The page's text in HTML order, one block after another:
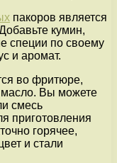
пакоров является
кумин,
специи по своему
и аромат.
во фритюре,
масло. Вы можете
смесь
приготовления
горячее,
и стали